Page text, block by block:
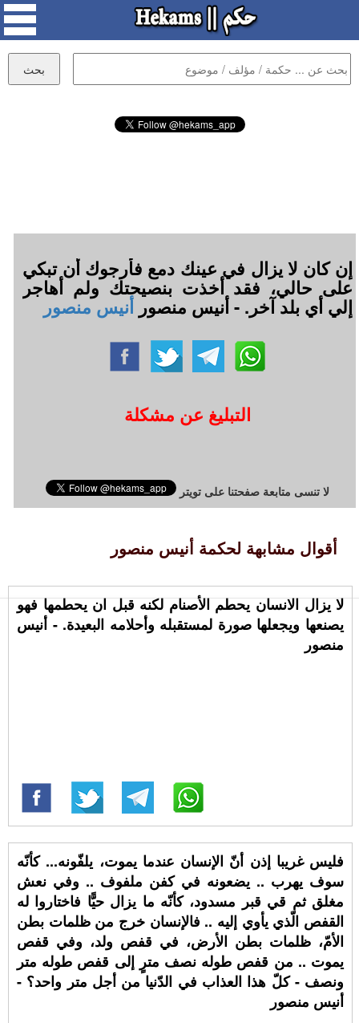
إن كان لا يزال في عينك دمع فأرجوك أن تبكي
على حالي، فقد أخذت بنصيحتك ولم أهاجر
إلي أي بلد آخر. - أنيس منصورأنيس منصور
التبليغ عن مشكلة
لا تنسى متابعة صفحتنا على تويتر
أقوال مشابهة لحكمة أنيس منصور
لا يزال الانسان يحطم الأصنام لكنه قبل ان يحطمها فهو
يصنعها ويجعلها صورة لمستقبله وأحلامه البعيدة. - أنيس
منصور
فليس غريبا إذن أنّ الإنسان عندما يموت، يلفّونه... كأنّه
سوف يهرب .. يضعونه في كفن ملفوف .. وفي نعش
مغلق ثم قي قبر مسدود، كأنّه ما يزال حيًّا فاختاروا له
القفص الّذي يأوي إليه .. فالإنسان خرج من ظلمات بطن
الأمّ، ظلمات بطن الأرض، في قفص ولد، وفي قفص
يموت .. من قفص طوله نصف مترٍ إلى قفص طوله متر
ونصف - كلّ هذا العذاب في الدّنيا من أجل متر واحد؟ -
أنيس منصور